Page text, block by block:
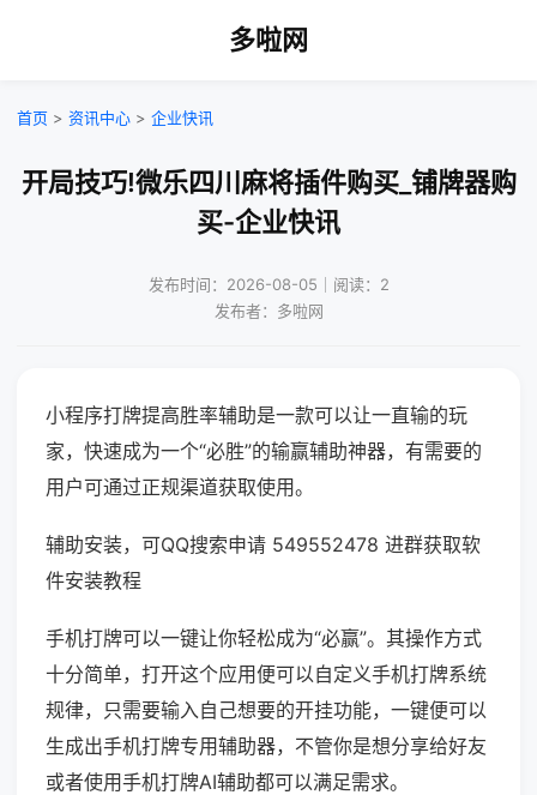
多啦网
首页 > 资讯中心 > 企业快讯
开局技巧!微乐四川麻将插件购买_铺牌器购
买-企业快讯
发布时间：2026-08-05｜阅读：2
发布者：多啦网
小程序打牌提高胜率辅助是一款可以让一直输的玩
家，快速成为一个“必胜”的输赢辅助神器，有需要的
用户可通过正规渠道获取使用。
辅助安装，可QQ搜索申请 549552478 进群获取软
件安装教程
手机打牌可以一键让你轻松成为“必赢”。其操作方式
十分简单，打开这个应用便可以自定义手机打牌系统
规律，只需要输入自己想要的开挂功能，一键便可以
生成出手机打牌专用辅助器，不管你是想分享给好友
或者使用手机打牌AI辅助都可以满足需求。